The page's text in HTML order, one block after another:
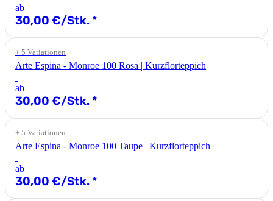
ab
30,00 €/Stk. *
+ 5 Variationen
Arte Espina - Monroe 100 Rosa | Kurzflorteppich
ab
30,00 €/Stk. *
+ 5 Variationen
Arte Espina - Monroe 100 Taupe | Kurzflorteppich
ab
30,00 €/Stk. *